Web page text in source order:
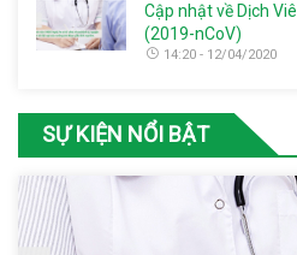
Cập nhật về Dịch
(2019-nCoV)
14:20 - 12/04/2020
SỰ KIỆN NỔI BẬT